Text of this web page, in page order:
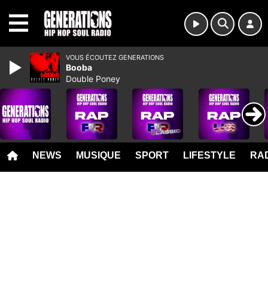
NEWS MUSIQUE SPORT LIFESTYLE
VOUS ÉCOUTEZ GENERATIONS
Booba
Double Poney